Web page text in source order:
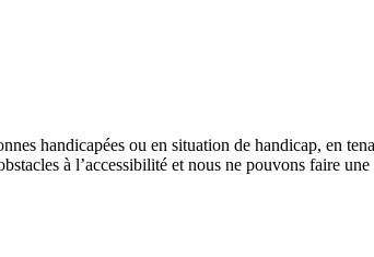
handicapées ou en situation de handicap, en
à l’accessibilité et nous ne pouvons faire